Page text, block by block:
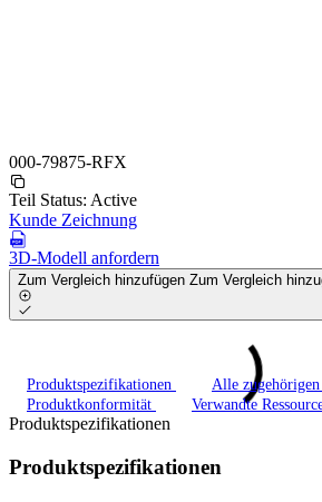
000-79875-RFX
Teil Status: Active
Kunde Zeichnung
3D-Modell anfordern
Zum Vergleich hinzufügen Zum Vergleich
Produktspezifikationen
Alle
Produktkonformität
Verwandte
Produktspezifikationen
Produktspezifikationen